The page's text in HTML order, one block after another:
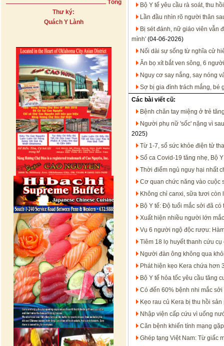
Tổng
Thư ký:
Quách Y Lành
Bộ Y tế yêu cầu rà soát, thu
Lần đầu nhìn rõ người thân
Bị sét đánh, nữ giáo viên vẫn
mình' (04-06-2026)
Nối dài sự sống từ nghĩa cử
Ăn bọ xít bắt ven sông, 6
Nguy cơ say nắng, say nóng
Sợ bị gia đình trách mắng, bé
Các bài viết cũ:
Bệnh chân tay miệng ở trẻ
Người phụ nữ 'sốc' nặng vì
2025)
Từ 1-7, sổ sức khỏe điện tử
Số ca Covid-19 tăng nhẹ, Bộ
Thời điểm ngủ nguy hại nhất
Cơ quan chức năng vào cuộc
Không chỉ canxi, sữa tươi
Bộ Y tế: Độ tuổi mắc sởi đã
Xuất hiện nhiều người lớn
Vụ 6 người ngộ độc rượu:
Tiêm 18 lọ huyết thanh cứu
Người đàn ông không qua
Phát hiện kẹo Kera chứa hơn
Bộ Y tế hỏa tốc yêu cầu tăng
Có đến 60% bệnh nhi mắc
Kẹo rau củ Kera bị thu hồi
Nhập viện cấp cứu vì uống
Căn bệnh khiến tính mạng
Ghép tạng Việt Nam: Từ giấc